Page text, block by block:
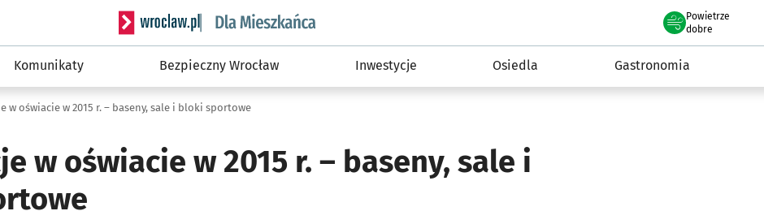
Serwis informacyjny wroclaw.pl podserwis: Dla mieszkańca
Powietrze
we Wrocławiu
dobre
Komunikaty Bezpieczny Wrocław Inwestycje Osiedla Gastronomia
w oświacie w 2015 r. – baseny, sale i bloki sportowe
w oświacie w 2015 r. – baseny, sale i